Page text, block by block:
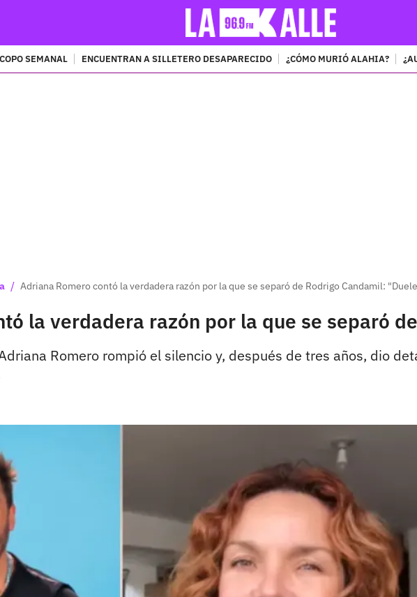
SEMANAL ENCUENTRAN A SILLETERO DESAPARECIDO ¿CÓMO MURIÓ ALAHIA?
/ Adriana Romero contó la verdadera razón por la que se separó de Rodrigo Candamil:
la verdadera razón por la que se separó
Romero rompió el silencio y, después de tres años, dio